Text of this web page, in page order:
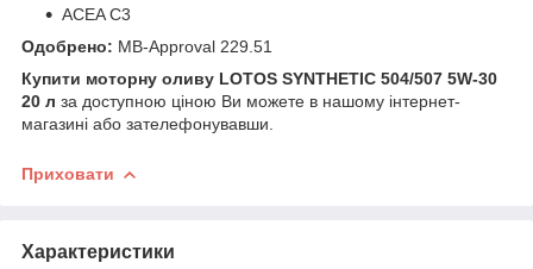
ACEA C3
Одобрено: MB-Approval 229.51
Купити моторну оливу LOTOS SYNTHETIC 504/507 5W-30
20 л за доступною ціною Ви можете в нашому інтернет-
магазині або зателефонувавши.
Приховати
Характеристики